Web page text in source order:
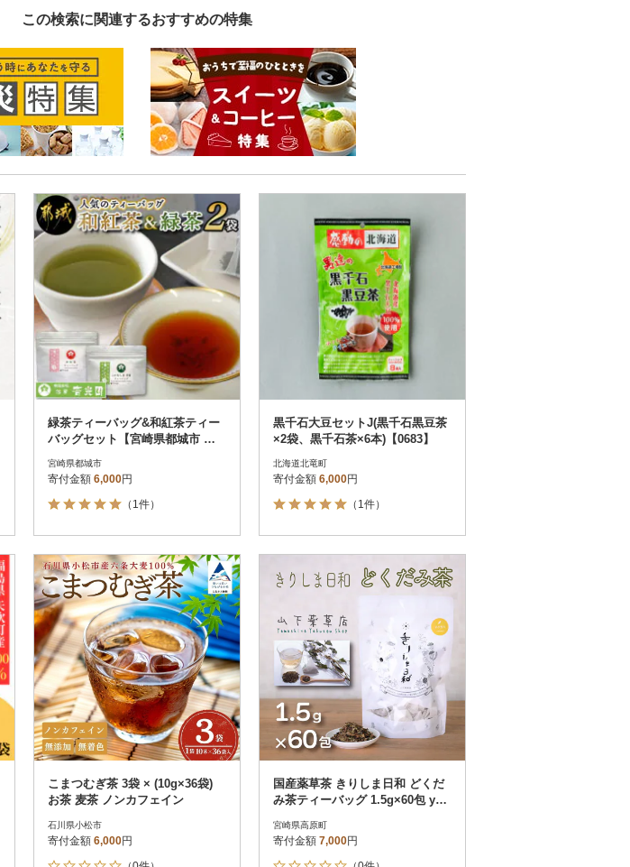
この検索に関連するおすすめの特集
緑茶ティーバッグ&和紅茶ティー
バッグセット【宮崎県都城市 お
宮崎県都城市
寄付金額 6,000円
（1件）
黒千石大豆セットJ(黒千石黒豆茶
×2袋、黒千石茶×6本)【0683】
北海道北竜町
寄付金額 6,000円
（1件）
こまつむぎ茶 3袋 × (10g×36袋)
お茶 麦茶 ノンカフェイン
石川県小松市
寄付金額 6,000円
国産薬草茶 きりしま日和 どくだ
み茶ティーバッグ 1.5g×60包 yy-6
宮崎県高原町
寄付金額 7,000円